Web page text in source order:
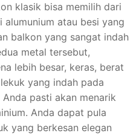
klasik bisa memilih dari
atau besi yang
balkon yang sangat indah
metal tersebut,
lebih besar, keras, berat
yang indah pada
pasti akan menarik
Anda dapat pula
yang berkesan elegan